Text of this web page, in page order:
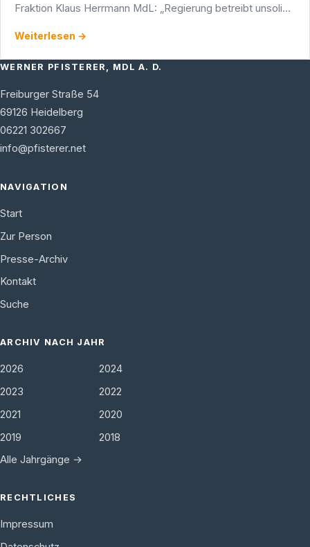
Fraktion Klaus Herrmann MdL: „Regierung betreibt unsolide
Weiterlesen →
WERNER PFISTERER, MDL A. D.
Freiburger Straße 54
69126 Heidelberg
06221 302667
info@pfisterer.net
NAVIGATION
Start
Zur Person
Presse-Archiv
Kontakt
Suche
ARCHIV NACH JAHR
2026
2024
2023
2022
2021
2020
2019
2018
Alle Jahrgänge →
RECHTLICHES
Impressum